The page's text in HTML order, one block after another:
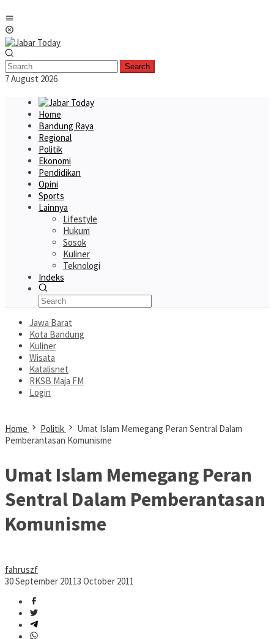
to
content
Search
7 August 2026
Home
Bandung Raya
Regional
Politik
Ekonomi
Pendidikan
Opini
Sports
Lainnya
Lifestyle
Hukum
Sosok
Kuliner
Teknologi
Indeks
Jawa Barat
Kota Bandung
Kuliner
Wisata
Katalisnet
RKSB Maja FM
Login
Home Politik
Umat Islam Memegang Peran Sentral Dalam
Pemberantasan Komunisme
Umat Islam Memegang Peran
Sentral Dalam Pemberantasan
Komunisme
fahruszf
30 September 20113 October 2011